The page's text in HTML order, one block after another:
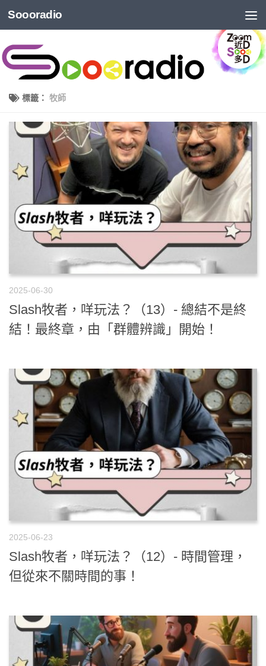
Soooradio
標籤： 牧師
2025-06-30
Slash牧者，咩玩法？（13）- 總結不是終
結！最終章，由「群體辨識」開始！
2025-06-23
Slash牧者，咩玩法？（12）- 時間管理，
但從來不關時間的事！